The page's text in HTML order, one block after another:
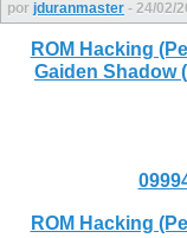
por jduranmaster - 24/02/
ROM Hacking
Gaiden Shadow
ROM Hacking